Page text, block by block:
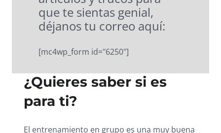
que te sientas genial,
déjanos tu correo aquí:
[mc4wp_form id="6250"]
¿Quieres saber si es
para ti?
El entrenamiento en grupo es una muy buena